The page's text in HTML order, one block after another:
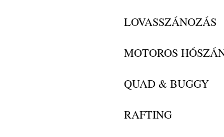
LOVASSZÁNOZÁS
MOTOROS
QUAD & BUGGY
RAFTING